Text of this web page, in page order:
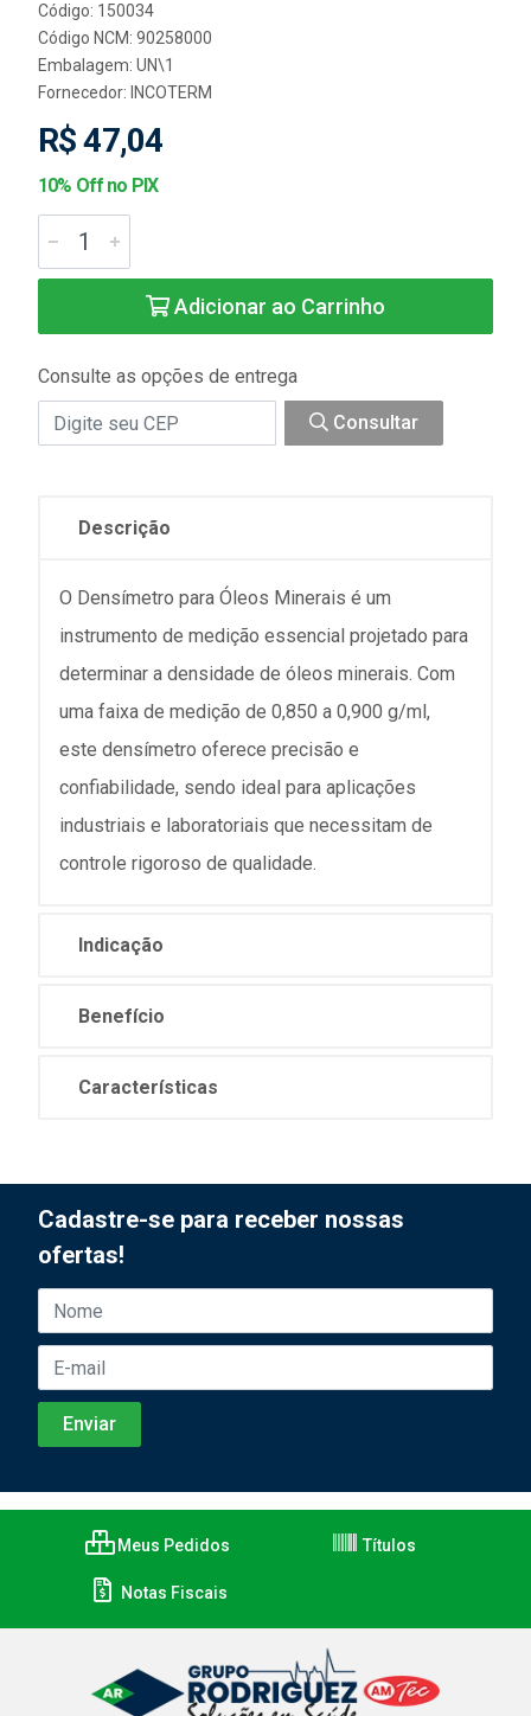
Código: 150034
Código NCM: 90258000
Embalagem: UN\1
Fornecedor: INCOTERM
R$ 47,04
10% Off no PIX
Adicionar ao Carrinho
Consulte as opções de entrega
Consultar
Descrição
O Densímetro para Óleos Minerais é um
instrumento de medição essencial projetado para
determinar a densidade de óleos minerais. Com
uma faixa de medição de 0,850 a 0,900 g/ml,
este densímetro oferece precisão e
confiabilidade, sendo ideal para aplicações
industriais e laboratoriais que necessitam de
controle rigoroso de qualidade.
Indicação
Benefício
Características
Cadastre-se para receber nossas
ofertas!
Meus Pedidos Títulos
Notas Fiscais